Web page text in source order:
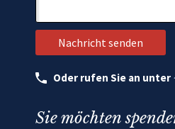
Oder rufen Sie an unter
Sie möchten